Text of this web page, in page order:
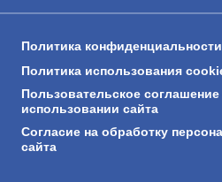
Политика конфиденциальности
Политика использования
Пользовательское соглашение
использовании сайта
Согласие на обработку
сайта